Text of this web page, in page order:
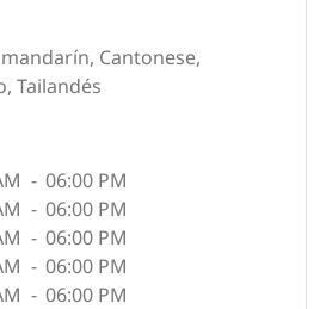
Cantonese,
Tailandés
- 06:00 PM
- 06:00 PM
- 06:00 PM
- 06:00 PM
- 06:00 PM